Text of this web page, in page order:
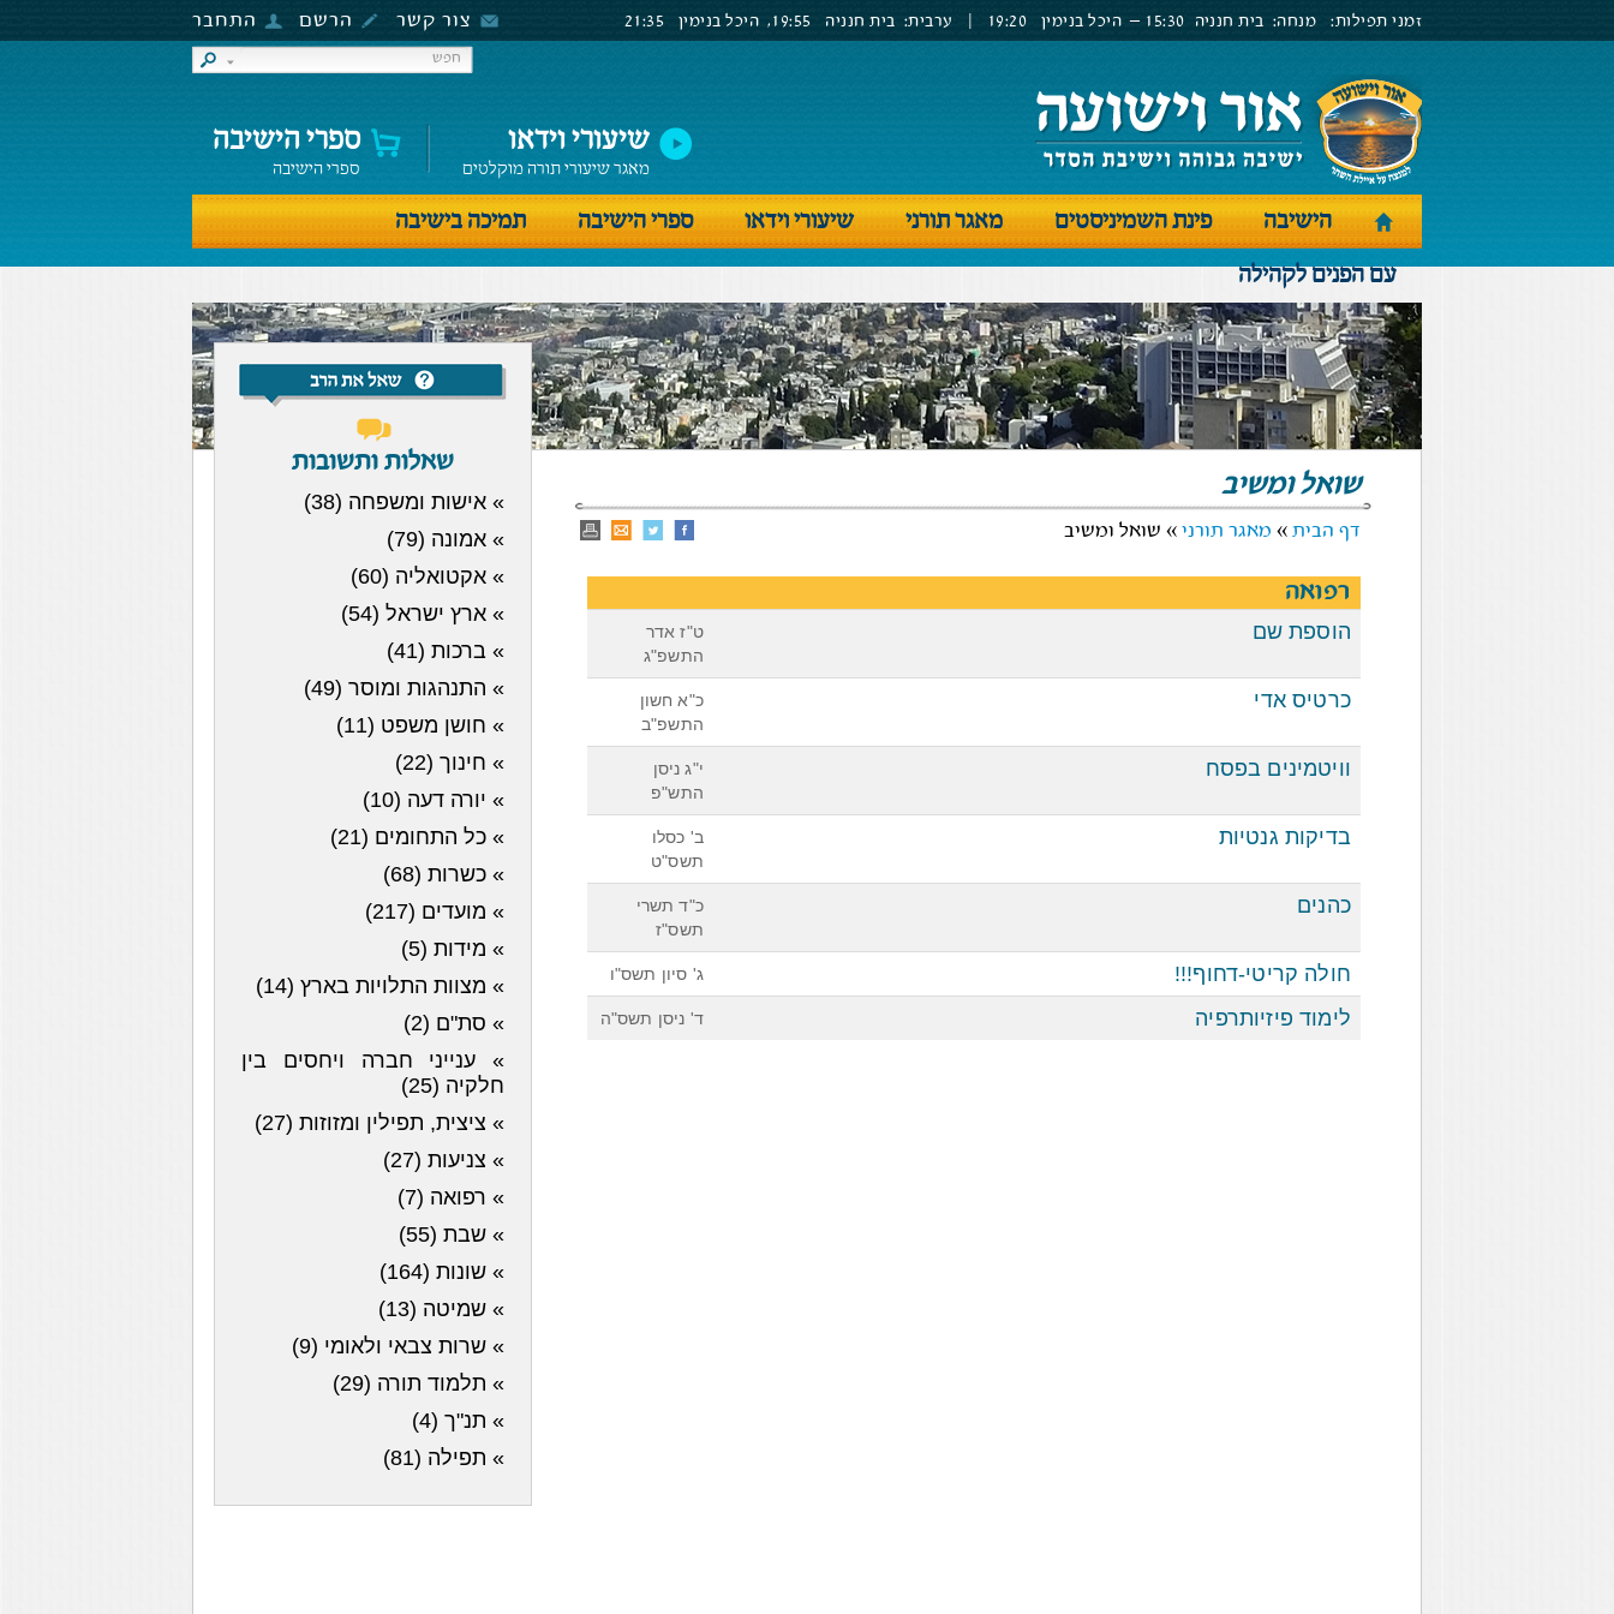
זמני תפילות: מנחה: בית חנניה 15:30 – היכל בנימין ערבית: בית חנניה היכל בנימין צור קשר הרשם התחבר
שיעורי וידאו
מאגר שיעורי תורה מוקלטים
ספרי הישיבה
ספרי הישיבה
הישיבה פינת השמיניסטים מאגר תורני שיעורי וידאו ספרי הישיבה
תמיכה בישיבה
עם הפנים לקהילה
שואל ומשיב
דף הבית » מאגר תורני » שואל ומשיב
רפואה
הוספת שם
ט"ז אדר
התשפ"ג
כרטיס אדי
כ"א חשון
התשפ"ב
וויטמינים בפסח
י"ג ניסן
התש"פ
בדיקות גנטיות
ב' כסלו
תשס"ט
כהנים
כ"ד תשרי
תשס"ז
חולה קריטי-דחוף!!! ג' סיון תשס"ו
לימוד פיזיותרפיה ד' ניסן תשס"ה
שאלות ותשובות
» אישות ומשפחה (38)
» אמונה (79)
» אקטואליה (60)
» ארץ ישראל (54)
» ברכות (41)
» התנהגות ומוסר (49)
» חושן משפט (11)
» חינוך (22)
» יורה דעה (10)
» כל התחומים (21)
» כשרות (68)
» מועדים (217)
» מידות (5)
» מצוות התלויות בארץ (14)
» סת"ם (2)
» ענייני חברה ויחסים בין
חלקיה (25)
» ציצית, תפילין ומזוזות (27)
» צניעות (27)
» רפואה (7)
» שבת (55)
» שונות (164)
» שמיטה (13)
» שרות צבאי ולאומי (9)
» תלמוד תורה (29)
» תנ"ך (4)
» תפילה (81)